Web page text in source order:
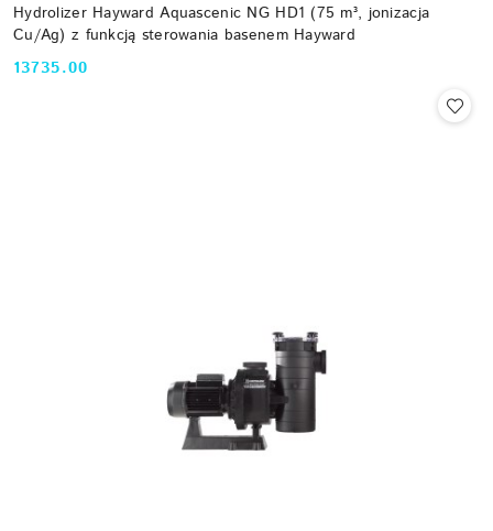
Hydrolizer Hayward Aquascenic NG HD1 (75 m³, jonizacja
Cu/Ag) z funkcją sterowania basenem Hayward
Cena:
13735.00